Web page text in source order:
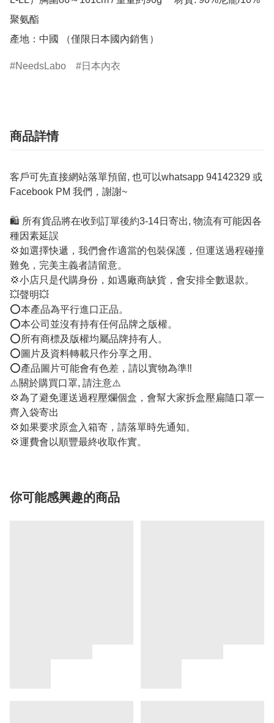
聚氨酯
產地：中國 （僅限日本國內銷售）
NeedsLabo 日本內衣
商品詳情
客戶可先直接網站落單預留, 也可以whatsapp 94142329 或
Facebook PM 我們，謝謝~
🛍️ 所有貨品將在收到訂單後約3-14日寄出, 物流有可能因各
種因素延誤
💢如選擇快遞，我們會作適當的包裝保護，但運送過程碰撞
難免，完美主義者請留意。
💢小店只是代購身份，如遇廠商缺貨，會安排全數退款。
💥聲明💥
⭕️本產品為平行進口正品。
⭕️本公司並沒有持有任何品牌之版權。
⭕️所有商標及版權均屬品牌持有人。
⭕️圖片及資料轉載只作分享之用。
⭕️產品圖片可能會有色差，請以實物為準‼️
⚠️關於購買口罩, 請注意⚠️
💢為了避免運送過程壓爛個盒，會幫大家拆盒壓扁隨口罩一
齊入袋寄出
💢如果要求原盒入箱寄，請落單時先通知。
💢運費會以順豐最終收取作實。
你可能感興趣的商品